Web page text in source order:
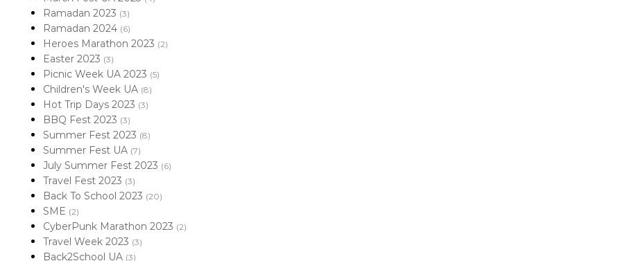
Ramadan 2023 (3)
Ramadan 2024 (6)
Heroes Marathon 2023 (2)
Easter 2023 (3)
Picnic Week UA 2023 (5)
Children's Week UA (8)
Hot Trip Days 2023 (3)
BBQ Fest 2023 (3)
Summer Fest 2023 (8)
Summer Fest UA (7)
July Summer Fest 2023 (6)
Travel Fest 2023 (3)
Back To School 2023 (20)
SME (2)
CyberPunk Marathon 2023 (2)
Travel Week 2023 (3)
Back2School UA (3)